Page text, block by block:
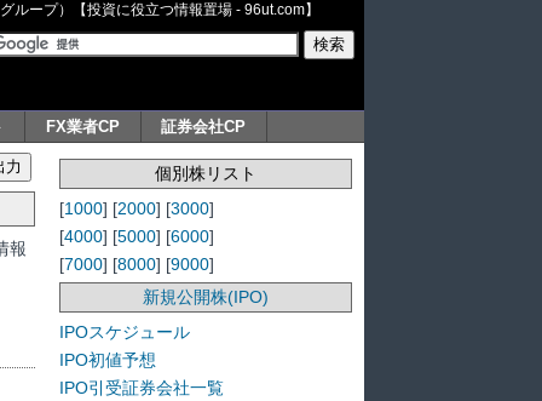
ループ）【投資に役立つ情報置場 - 96ut.com】
FX業者CP 証券会社CP
報
個別株リスト
[1000] [2000] [3000]
[4000] [5000] [6000]
[7000] [8000] [9000]
新規公開株(IPO)
IPOスケジュール
IPO初値予想
IPO引受証券会社一覧